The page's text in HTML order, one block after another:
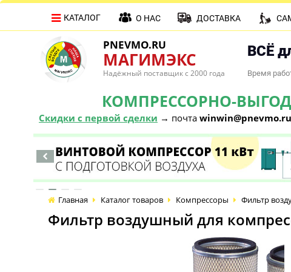
PNEVMO.RU
МАГИМЭКС
Надёжный поставщик с 2000 года
ВСЁ
Время
КОМПРЕССОРНО-
Скидки с первой сделки → почта winwin@pnevmo.ru
КАТАЛОГ О НАС ДОСТАВКА
Главная Каталог товаров Компрессоры Фильтр
Фильтр воздушный для